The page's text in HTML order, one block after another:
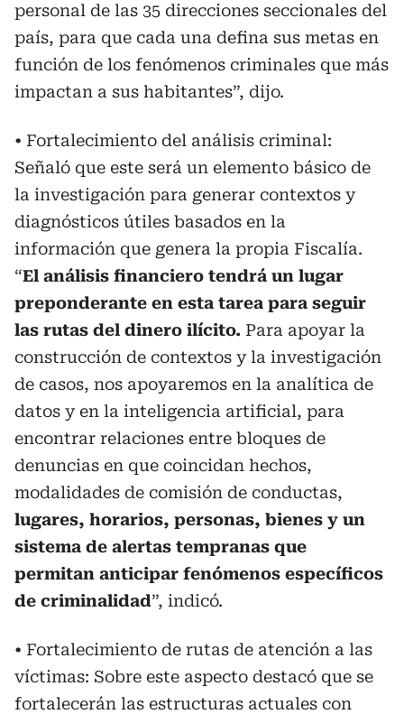
personal de las 35 direcciones seccionales del
país, para que cada una defina sus metas en
función de los fenómenos criminales que más
impactan a sus habitantes”, dijo.
• Fortalecimiento del análisis criminal:
Señaló que este será un elemento básico de
la investigación para generar contextos y
diagnósticos útiles basados en la
información que genera la propia Fiscalía.
“El análisis financiero tendrá un lugar
preponderante en esta tarea para seguir
las rutas del dinero ilícito. Para apoyar la
construcción de contextos y la investigación
de casos, nos apoyaremos en la analítica de
datos y en la inteligencia artificial, para
encontrar relaciones entre bloques de
denuncias en que coincidan hechos,
modalidades de comisión de conductas,
lugares, horarios, personas, bienes y un
sistema de alertas tempranas que
permitan anticipar fenómenos específicos
de criminalidad”, indicó.
• Fortalecimiento de rutas de atención a las
víctimas: Sobre este aspecto destacó que se
fortalecerán las estructuras actuales con